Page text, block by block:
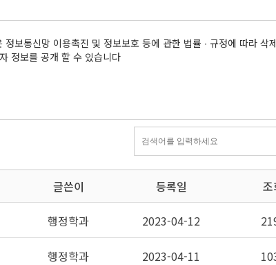
보통신망 이용촉진 및 정보보호 등에 관한 법률 ∙ 규정에 따라 삭
정보를 공개 할 수 있습니다
글쓴이 등록일
행정학과 2023-04-12
행정학과 2023-04-11